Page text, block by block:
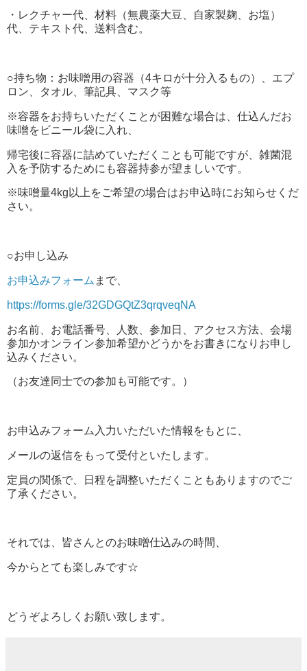
・レクチャー代、材料（無農薬大豆、自家製麹、お塩）
代、テキスト代、送料含む。
○持ち物：お味噌用の容器（4キロが十分入るもの）、エプ
ロン、タオル、筆記具、マスク等
※容器をお持ちいただくことが困難な場合は、仕込んだお
味噌をビニール袋に入れ、
帰宅後に容器に詰めていただくことも可能ですが、雑菌混
入を予防するためにも容器持参が望ましいです。
※味噌量4kg以上をご希望の場合はお申込時にお知らせくだ
さい。
○お申し込み
お申込みフォーム まで、
https://forms.gle/32GDGQtZ3qrqveqNA
お名前、お電話番号、人数、参加日、アクセス方法、会場
参加かオンライン参加希望かどうかをお書きになりお申し
込みください。
（お友達同士での参加も可能です。）
お申込みフォーム入力いただいた情報をもとに、
メールの返信をもって受付といたします。
定員の関係で、日程を調整いただくこともありますのでご
了承ください。
それでは、皆さんとのお味噌仕込みの時間、
今からとても楽しみです☆
どうぞよろしくお願い致します。